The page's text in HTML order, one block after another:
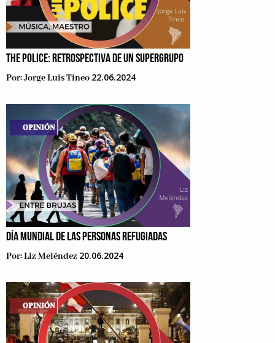
THE POLICE: RETROSPECTIVA DE UN SUPERGRUPO
Por:Jorge Luis Tineo 22.06.2024
DÍA MUNDIAL DE LAS PERSONAS REFUGIADAS
Por:Liz Meléndez 20.06.2024